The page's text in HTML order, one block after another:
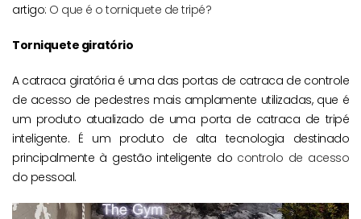
artigo: O que é o torniquete de tripé?
Torniquete giratório
A catraca giratória é uma das portas de catraca de controle
de acesso de pedestres mais amplamente utilizadas, que é
um produto atualizado de uma porta de catraca de tripé
inteligente. É um produto de alta tecnologia destinado
principalmente à gestão inteligente do controlo de acesso
do pessoal.